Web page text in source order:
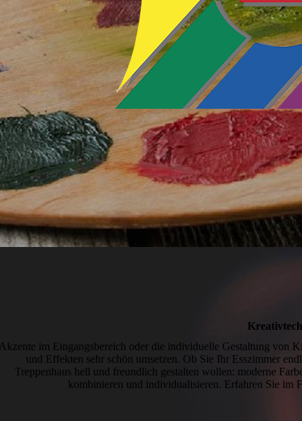
Akzente im Eingangsbereich oder die individuelle Gestaltung von
und Effekten sehr schön umsetzen. Ob Sie Ihr Esszimmer
Treppenhaus hell und freundlich gestalten wollen: moderne
kombinieren und individualisieren. Erfahren Sie im